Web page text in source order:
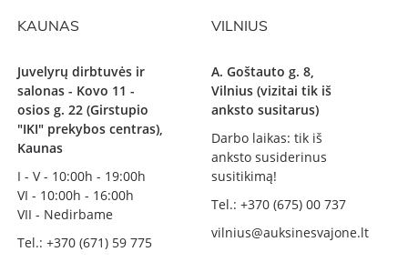
KAUNAS
Juvelyrų dirbtuvės ir
salonas - Kovo 11 -
osios g. 22 (Girstupio
"IKI" prekybos centras),
Kaunas
I - V - 10:00h - 19:00h
VI - 10:00h - 16:00h
VII - Nedirbame
Tel.: +370 (671) 59 775
VILNIUS
A. Goštauto g. 8,
Vilnius (vizitai tik iš
anksto susitarus)
Darbo laikas: tik iš
anksto susiderinus
susitikimą!
Tel.: +370 (675) 00 737
vilnius@auksinesvajone.lt